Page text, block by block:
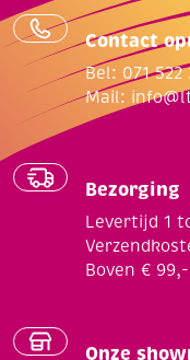
Contact
Bel: 071 522
Mail:
Bezorging
Levertijd 1
Boven €
Onze